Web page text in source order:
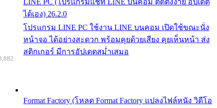
LINE PC (โปรแกรมแชท LINE บนคอม ติดตั้งง่าย อัปเดต
ได้เอง) 26.2.0
โปรแกรม LINE PC ใช้งาน LINE บนคอม เปิดใช้ขณะนั่ง
หน้าจอ ได้อย่างสะดวก พร้อมคุยด้วยเสียง คุยเห็นหน้า ส่ง
สติกเกอร์ มีการอัปเดตสม่ำเสมอ
Format Factory (โหลด Format Factory แปลงไฟล์หนัง วิดีโอ